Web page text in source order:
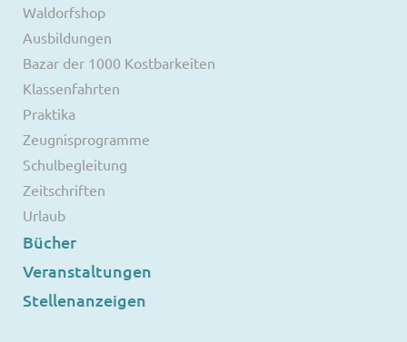
Waldorfshop
Ausbildungen
Bazar der 1000 Kostbarkeiten
Klassenfahrten
Praktika
Zeugnisprogramme
Schulbegleitung
Zeitschriften
Urlaub
Bücher
Veranstaltungen
Stellenanzeigen